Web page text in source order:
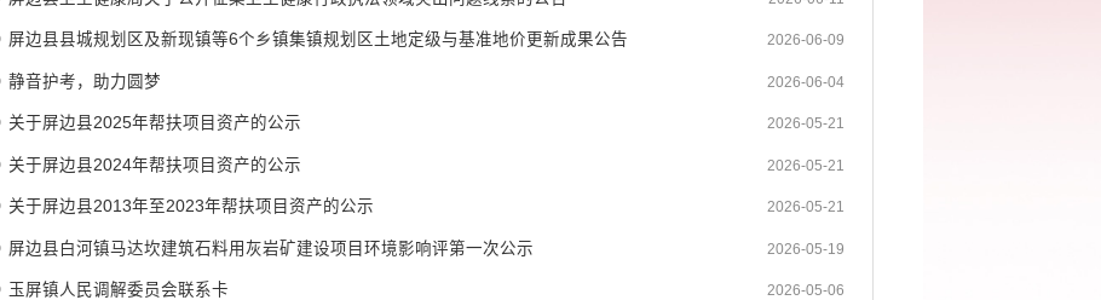
屏边县县城规划区及新现镇等6个乡镇集镇规划区土地定级与基准地价更新成果公告 2026-06-09
静音护考，助力圆梦 2026-06-04
关于屏边县2025年帮扶项目资产的公示 2026-05-21
关于屏边县2024年帮扶项目资产的公示 2026-05-21
关于屏边县2013年至2023年帮扶项目资产的公示 2026-05-21
屏边县白河镇马达坎建筑石料用灰岩矿建设项目环境影响评第一次公示 2026-05-19
玉屏镇人民调解委员会联系卡 2026-05-06